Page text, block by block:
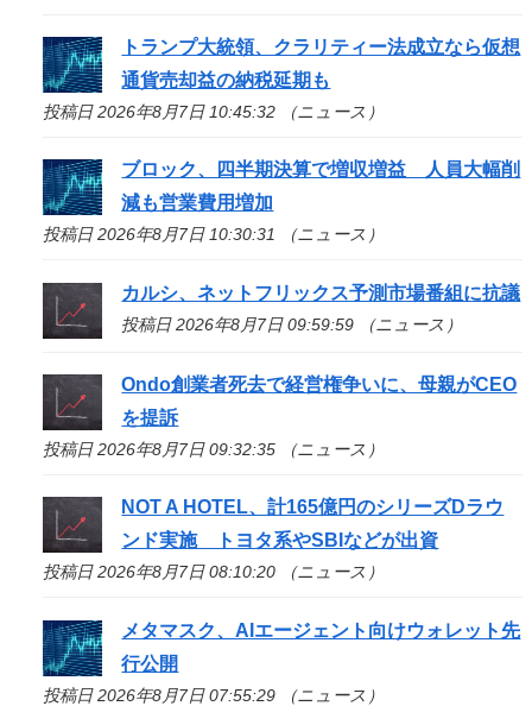
トランプ大統領、クラリティー法成立なら仮想
通貨売却益の納税延期も
投稿日 2026年8月7日 10:45:32 （ニュース）
ブロック、四半期決算で増収増益 人員大幅削
減も営業費用増加
投稿日 2026年8月7日 10:30:31 （ニュース）
カルシ、ネットフリックス予測市場番組に抗議
投稿日 2026年8月7日 09:59:59 （ニュース）
Ondo創業者死去で経営権争いに、母親がCEO
を提訴
投稿日 2026年8月7日 09:32:35 （ニュース）
NOT A HOTEL、計165億円のシリーズDラウ
ンド実施 トヨタ系やSBIなどが出資
投稿日 2026年8月7日 08:10:20 （ニュース）
メタマスク、AIエージェント向けウォレット先
行公開
投稿日 2026年8月7日 07:55:29 （ニュース）